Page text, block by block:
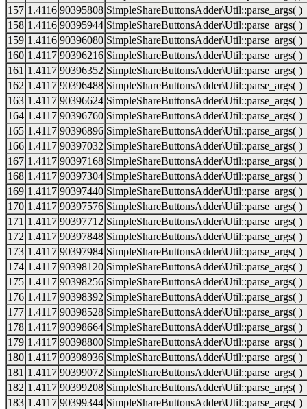
157 1.4116 90395808 SimpleShareButtonsAdder\Util::parse_args( )
158 1.4116 90395944 SimpleShareButtonsAdder\Util::parse_args( )
159 1.4116 90396080 SimpleShareButtonsAdder\Util::parse_args( )
160 1.4117 90396216 SimpleShareButtonsAdder\Util::parse_args( )
161 1.4117 90396352 SimpleShareButtonsAdder\Util::parse_args( )
162 1.4117 90396488 SimpleShareButtonsAdder\Util::parse_args( )
163 1.4117 90396624 SimpleShareButtonsAdder\Util::parse_args( )
164 1.4117 90396760 SimpleShareButtonsAdder\Util::parse_args( )
165 1.4117 90396896 SimpleShareButtonsAdder\Util::parse_args( )
166 1.4117 90397032 SimpleShareButtonsAdder\Util::parse_args( )
167 1.4117 90397168 SimpleShareButtonsAdder\Util::parse_args( )
168 1.4117 90397304 SimpleShareButtonsAdder\Util::parse_args( )
169 1.4117 90397440 SimpleShareButtonsAdder\Util::parse_args( )
170 1.4117 90397576 SimpleShareButtonsAdder\Util::parse_args( )
171 1.4117 90397712 SimpleShareButtonsAdder\Util::parse_args( )
172 1.4117 90397848 SimpleShareButtonsAdder\Util::parse_args( )
173 1.4117 90397984 SimpleShareButtonsAdder\Util::parse_args( )
174 1.4117 90398120 SimpleShareButtonsAdder\Util::parse_args( )
175 1.4117 90398256 SimpleShareButtonsAdder\Util::parse_args( )
176 1.4117 90398392 SimpleShareButtonsAdder\Util::parse_args( )
177 1.4117 90398528 SimpleShareButtonsAdder\Util::parse_args( )
178 1.4117 90398664 SimpleShareButtonsAdder\Util::parse_args( )
179 1.4117 90398800 SimpleShareButtonsAdder\Util::parse_args( )
180 1.4117 90398936 SimpleShareButtonsAdder\Util::parse_args( )
181 1.4117 90399072 SimpleShareButtonsAdder\Util::parse_args( )
182 1.4117 90399208 SimpleShareButtonsAdder\Util::parse_args( )
183 1.4117 90399344 SimpleShareButtonsAdder\Util::parse_args( )